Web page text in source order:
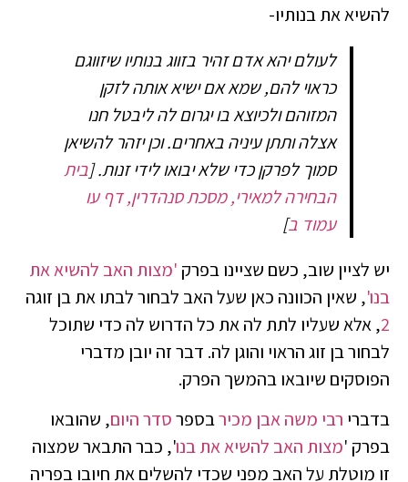
להשיא את בנותיו-
לעולם יהא אדם זהיר בזווג בנותיו שיזווגם
כראוי להם, שמא אם ישיא אותה לזקן
המזוהם ולכיוצא בו יגרום לה ליבטל חנו
אצלה ותתן עיניה באחרים. וכן יזהר להשיאן
סמוך לפרקן כדי שלא יבואו לידי זנות.[בית
הבחירה למאירי, מסכת סנהדרין, דף עו
עמוד ב]
יש לציין שוב, כשם שציינו בפרק 'מצות האב להשיא את
בנו', שאין הכוונה כאן שעל האב לבחור לבתו את בן זוגה
2, אלא שעליו לתת לה את כל הדרוש לה כדי שתוכל
לבחור בן זוג הראוי והוגן לה. דבר זה יובן מדברי
הפוסקים שיובאו בהמשך הפרק.
בדברי רבי משה אבן מכירבספרסדר היום, שהובאו
בפרק 'מצות האב להשיא את בנו', כבר התבאר שמצוה
זו מוטלת על האב מפני שכדי להשלים את חיובו בפריה